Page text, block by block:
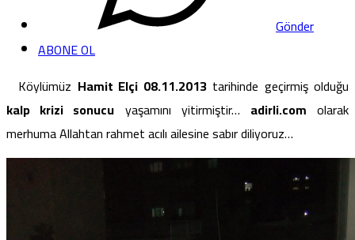
Gönder
ABONE OL
Köylümüz Hamit Elçi 08.11.2013tarihinde geçirmiş olduğu
kalp krizi sonucu yaşamını yitirmiştir… adirli.com olarak
merhuma Allahtan rahmet acılı ailesine sabır diliyoruz…